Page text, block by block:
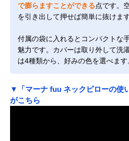
で膨らますことができる点です。
を引き出して押せば簡単に抜けます
付属の袋に入れるとコンパクトな
魅力です。カバーは取り外して洗
は4種類から、好みの色を選べます
▼「マーナ fuu ネックピローの使
がこちら